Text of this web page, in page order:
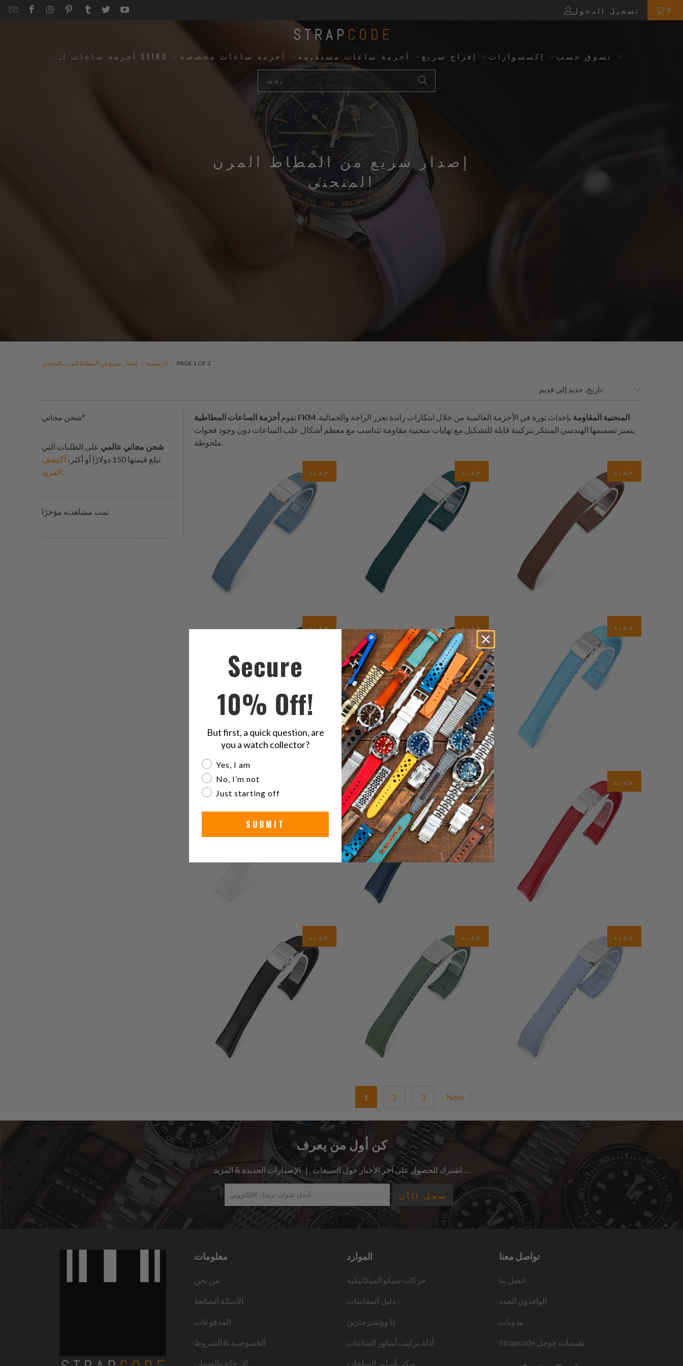
EMAILSTRAPCODE
STRAPCODE
STRAPCODE
STRAPCODE
STRAPCODE
TWITTER
STRAPCODE
YOUTUBE
تسجيل الدخول 0
أحزمة ساعات لـ SEIKO أحزمة ساعات مخصصة أحزمة ساعات مستقيمة إفراج سريع إكسسوارات تسوق حسب
إصدار سريع من المطاط المرن
المنحني
الرئيسية / إصدار سريع من المطاط المرن المنحني / PAGE 1 OF 3
شحن مجاني*
شحن مجاني عالمي على الطلبات التي
تبلغ قيمتها 150 دولارًا أو أكثر،
اكتشف
المزيد...
تمت مشاهدته مؤخرًا
تقوم أحزمة الساعات المطاطية FKM المنحنية المقاومة بإحداث ثورة في الأحزمة العالمية من خلال ابتكارات رائدة تعزز الراحة والجمالية.
يتميز تصميمها الهندسي المبتكر بتركيبة قابلة للتشكيل مع نهايات منحنية مقاومة تتناسب مع معظم أشكال علب الساعات دون وجود فجوات
ملحوظة.
جديد
إجمالي
المراجعات
جديد جديد
جديد
إجمالي
المراجعات
$59.99 جديد
إجمالي
المراجعات
جديد
(0)0
إجمالي
المراجعات
$59.99 جديد
إجمالي
المراجعات
جديد
إجمالي
المراجعات
جديد
إجمالي
المراجعات
جديد
إجمالي
المراجعات
جديد
1 2 3 Next
كن أول من يعرف
اشترك للحصول على آخر الأخبار حول المبيعات | الإصدارات الجديدة & المزيد …
معلومات
من نحن
الأسئلة الشائعة
المدفوعات
الخصوصية & الشروط
الإرجاع والضمان
الموارد
حركات سيكو الميكانيكية
دليل المقاسات
ذا ووتشزجازين
أدلة تركيب أساور الساعات
ويكي أساور الساعات
تواصل معنا
اتصل بنا
الوافدون الجدد
مدونات
Strapcode تقييمات جوجل
Secure
10% Off!
But first, a quick question, are
you a watch collector?
Are you a watch collector?
Yes, I am
No, I’m not
Just starting off
SUBMIT